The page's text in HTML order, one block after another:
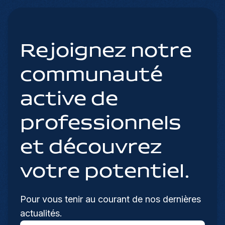
Rejoignez notre
communauté
active de
professionnels
et découvrez
votre potentiel.
Pour vous tenir au courant de nos dernières
actualités.